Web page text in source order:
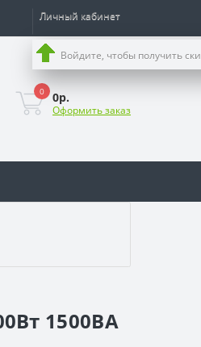
Личный кабинет
Войдите, чтобы получить
0 0р.
Оформить заказ
1500ВА